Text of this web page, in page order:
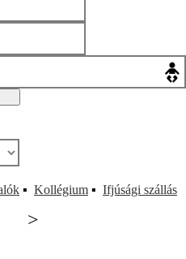
>
▪ Kollégium ▪ Ifjúsági szállás